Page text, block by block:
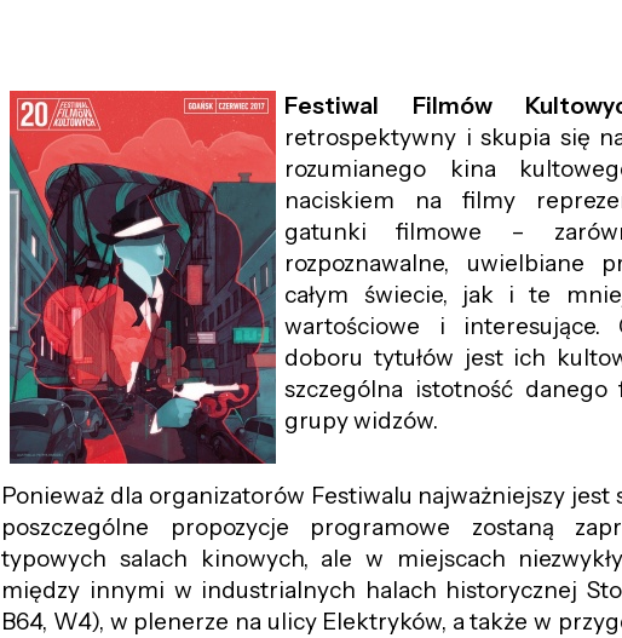
Festiwal Filmów
retrospektywny i skupia się
rozumianego kina
naciskiem na filmy
gatunki filmowe –
rozpoznawalne, uwielbiane
całym świecie, jak i te
wartościowe i interesujące.
doboru tytułów jest ich
szczególna istotność
grupy widzów.
Ponieważ dla organizatorów Festiwalu najważniejszy jest
poszczególne propozycje programowe zostaną
typowych salach kinowych, ale w miejscach
między innymi w industrialnych halach historycznej
B64, W4), w plenerze na ulicy Elektryków, a także w